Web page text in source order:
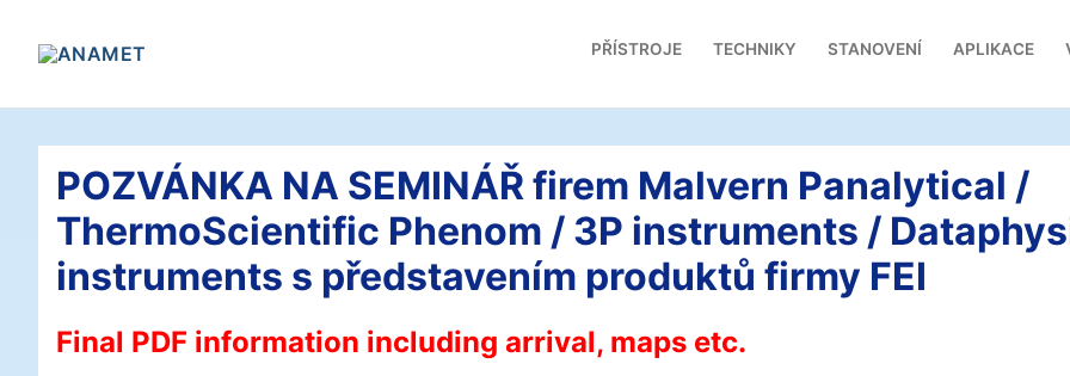
PŘÍSTROJE TECHNIKY STANOVENÍ APLIKACE
POZVÁNKA NA SEMINÁŘ firem Malvern Panalytical /
ThermoScientific Phenom / 3P instruments /
instruments s představením produktů firmy FEI
Final PDF information including arrival, maps etc.